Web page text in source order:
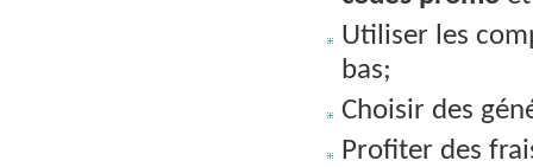
Utiliser les
bas;
Choisir des
Profiter des